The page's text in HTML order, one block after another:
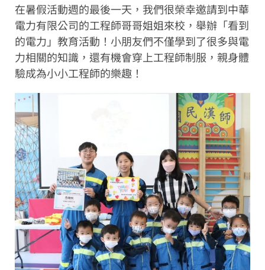
在暑假活動週的最後一天，我們很榮幸邀請到中華
電力有限公司的工程師哥哥姐姐來校，舉辦「看到
的電力」教育活動！小朋友們不僅學到了很多與電
力相關的知識，還有機會穿上工程師制服，親身體
驗成為小小工程師的樂趣！